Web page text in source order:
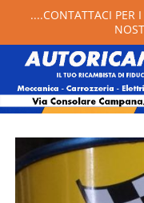
....CONTATTACI PER